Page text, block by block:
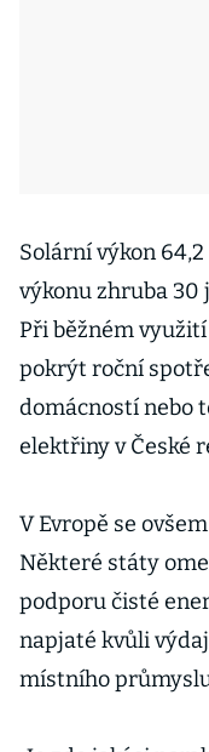
Solární výkon
výkonu zhruba 30
Při běžném
pokrýt roční
domácností nebo
elektřiny v České
V Evropě se
Některé státy
podporu čisté
napjaté kvůli
místního